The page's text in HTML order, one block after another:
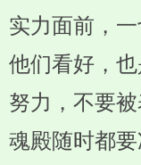
实力面前，
他们看好，
努力，不要
魂殿随时都